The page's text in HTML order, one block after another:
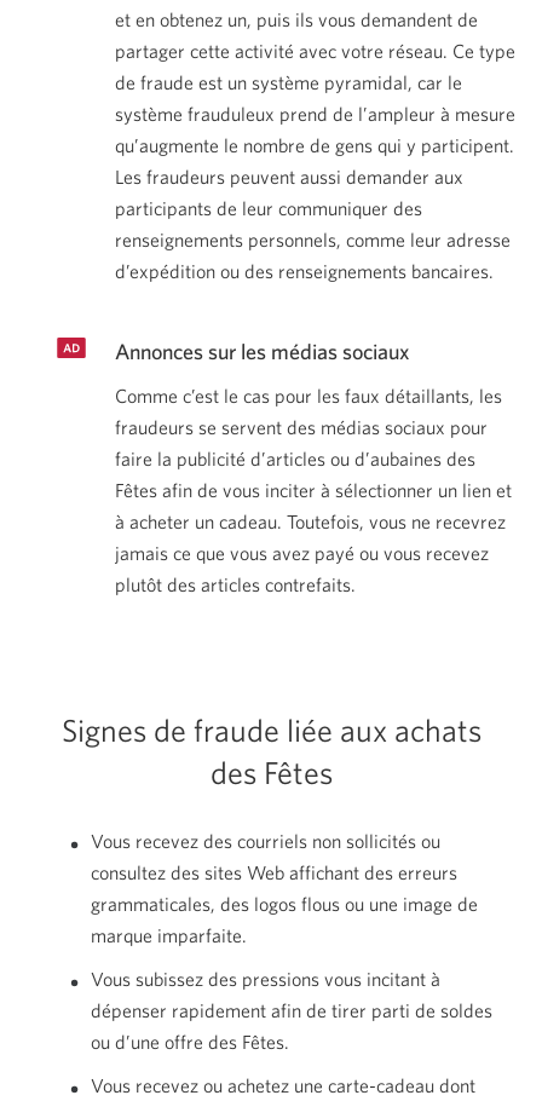
et en obtenez un, puis ils vous demandent de
partager cette activité avec votre réseau. Ce type
de fraude est un système pyramidal, car le
système frauduleux prend de l’ampleur à mesure
qu’augmente le nombre de gens qui y participent.
Les fraudeurs peuvent aussi demander aux
participants de leur communiquer des
renseignements personnels, comme leur adresse
d’expédition ou des renseignements bancaires.
Annonces sur les médias sociaux
Comme c’est le cas pour les faux détaillants, les
fraudeurs se servent des médias sociaux pour
faire la publicité d’articles ou d’aubaines des
Fêtes afin de vous inciter à sélectionner un lien et
à acheter un cadeau. Toutefois, vous ne recevrez
jamais ce que vous avez payé ou vous recevez
plutôt des articles contrefaits.
Signes de fraude liée aux achats
des Fêtes
Vous recevez des courriels non sollicités ou
consultez des sites Web affichant des erreurs
grammaticales, des logos flous ou une image de
marque imparfaite.
Vous subissez des pressions vous incitant à
dépenser rapidement afin de tirer parti de soldes
ou d’une offredes Fêtes.
Vous recevez ou achetez une carte-cadeau dont